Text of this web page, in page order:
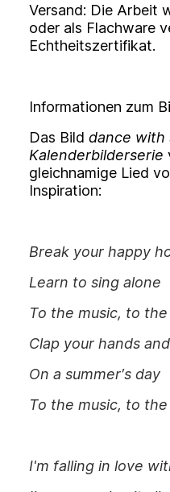
Versand: Die Arbeit
oder als Flachware
Echtheitszertifikat.
Informationen zum
Das Bild dance with
Kalenderbilderserie
gleichnamige Lied
Inspiration:
Break your happy
Learn to sing alone
To the music, to
Clap your hands
On a summer′s day
To the music, to
I'm falling in love